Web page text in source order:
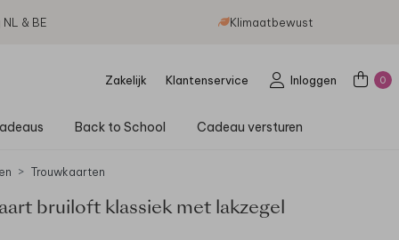
& BE Klimaatbewust
Zakelijk Klantenservice Inloggen 0
Back to School Cadeau versturen
Trouwkaarten
bruiloft klassiek met lakzegel